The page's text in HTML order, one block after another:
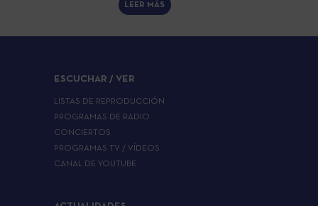
LEER MÁS
ESCUCHAR / VER
LISTAS DE REPRODUCCIÓN
PROGRAMAS DE RADIO
CONCIERTOS
PROGRAMAS TV / VÍDEOS
CANAL DE YOUTUBE